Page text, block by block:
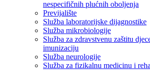
nespecifičnih plućnih oboljenja
Previjalište
Služba laboratorijske dijagnostike
Služba mikrobiologije
Služba za zdravstvenu zaštitu
imunizaciju
Služba neurologije
Služba za fizikalnu medicinu i